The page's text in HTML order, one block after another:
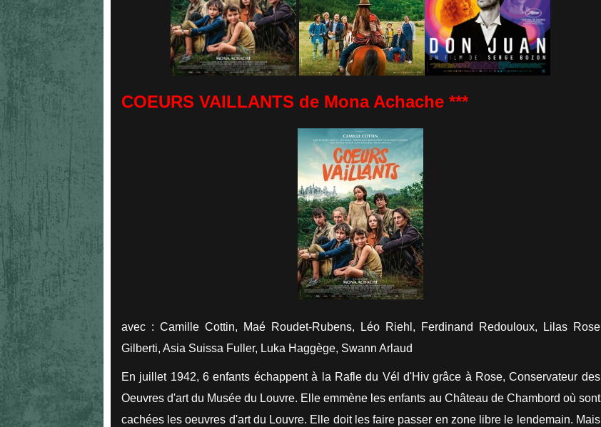
COEURS VAILLANTS de Mona Achache ***
avec : Camille Cottin, Maé Roudet-Rubens, Léo Riehl, Ferdinand Redouloux, Lilas Rose
Gilberti, Asia Suissa Fuller, Luka Haggège, Swann Arlaud
En juillet 1942, 6 enfants échappent à la Rafle du Vél d'Hiv grâce à Rose, Conservateur des
Oeuvres d'art du Musée du Louvre. Elle emmène les enfants au Château de Chambord où sont
cachées les oeuvres d'art du Louvre. Elle doit les faire passer en zone libre le lendemain. Mais